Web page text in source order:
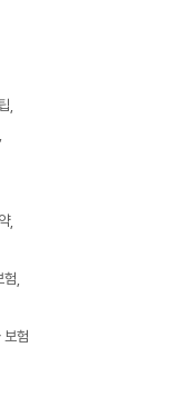
험
보험